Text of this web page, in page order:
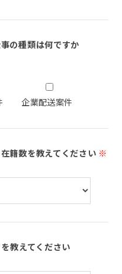
の種類は何ですか
企業配送案件
籍数を教えてください ※
教えてください